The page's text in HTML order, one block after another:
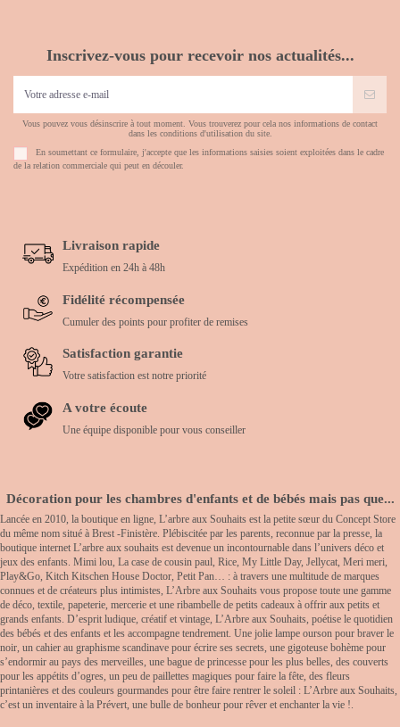
Inscrivez-vous pour recevoir nos actualités...
Vous pouvez vous désinscrire à tout moment. Vous trouverez pour cela nos informations de contact
dans les conditions d'utilisation du site.
En soumettant ce formulaire, j'accepte que les informations saisies soient exploitées dans le cadre
de la relation commerciale qui peut en découler.
Livraison rapide
Expédition en 24h à 48h
Fidélité récompensée
Cumuler des points pour profiter de remises
Satisfaction garantie
Votre satisfaction est notre priorité
A votre écoute
Une équipe disponible pour vous conseiller
Décoration pour les chambres d'enfants et de bébés mais pas que...
Lancée en 2010, la boutique en ligne, L’arbre aux Souhaits est la petite sœur du Concept Store
du même nom situé à Brest -Finistère. Plébiscitée par les parents, reconnue par la presse, la
boutique internet L’arbre aux souhaits est devenue un incontournable dans l’univers déco et
jeux des enfants. Mimi lou, La case de cousin paul, Rice, My Little Day, Jellycat, Meri meri,
Play&Go, Kitch Kitschen House Doctor, Petit Pan… : à travers une multitude de marques
connues et de créateurs plus intimistes, L’Arbre aux Souhaits vous propose toute une gamme
de déco, textile, papeterie, mercerie et une ribambelle de petits cadeaux à offrir aux petits et
grands enfants. D’esprit ludique, créatif et vintage, L’Arbre aux Souhaits, poétise le quotidien
des bébés et des enfants et les accompagne tendrement. Une jolie lampe ourson pour braver le
noir, un cahier au graphisme scandinave pour écrire ses secrets, une gigoteuse bohème pour
s’endormir au pays des merveilles, une bague de princesse pour les plus belles, des couverts
pour les appétits d’ogres, un peu de paillettes magiques pour faire la fête, des fleurs
printanières et des couleurs gourmandes pour être faire rentrer le soleil : L’Arbre aux Souhaits,
c’est un inventaire à la Prévert, une bulle de bonheur pour rêver et enchanter la vie !.